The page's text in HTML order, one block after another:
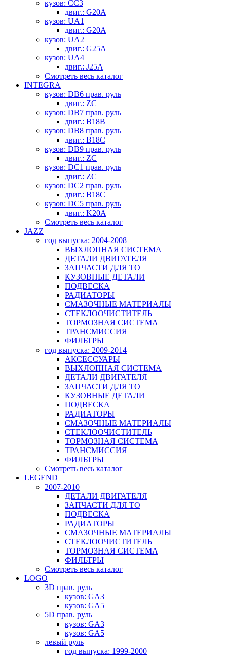
кузов: CC3
двиг.: G20A
кузов: UA1
двиг.: G20A
кузов: UA2
двиг.: G25A
кузов: UA4
двиг.: J25A
Смотреть весь каталог
INTEGRA
кузов: DB6 прав. руль
двиг.: ZC
кузов: DB7 прав. руль
двиг.: B18B
кузов: DB8 прав. руль
двиг.: B18C
кузов: DB9 прав. руль
двиг.: ZC
кузов: DC1 прав. руль
двиг.: ZC
кузов: DC2 прав. руль
двиг.: B18C
кузов: DC5 прав. руль
двиг.: K20A
Смотреть весь каталог
JAZZ
год выпуска: 2004-2008
ВЫХЛОПНАЯ СИСТЕМА
ДЕТАЛИ ДВИГАТЕЛЯ
ЗАПЧАСТИ ДЛЯ ТО
КУЗОВНЫЕ ДЕТАЛИ
ПОДВЕСКА
РАДИАТОРЫ
СМАЗОЧНЫЕ МАТЕРИАЛЫ
СТЕКЛООЧИСТИТЕЛЬ
ТОРМОЗНАЯ СИСТЕМА
ТРАНСМИССИЯ
ФИЛЬТРЫ
год выпуска: 2009-2014
АКСЕССУАРЫ
ВЫХЛОПНАЯ СИСТЕМА
ДЕТАЛИ ДВИГАТЕЛЯ
ЗАПЧАСТИ ДЛЯ ТО
КУЗОВНЫЕ ДЕТАЛИ
ПОДВЕСКА
РАДИАТОРЫ
СМАЗОЧНЫЕ МАТЕРИАЛЫ
СТЕКЛООЧИСТИТЕЛЬ
ТОРМОЗНАЯ СИСТЕМА
ТРАНСМИССИЯ
ФИЛЬТРЫ
Смотреть весь каталог
LEGEND
2007-2010
ДЕТАЛИ ДВИГАТЕЛЯ
ЗАПЧАСТИ ДЛЯ ТО
ПОДВЕСКА
РАДИАТОРЫ
СМАЗОЧНЫЕ МАТЕРИАЛЫ
СТЕКЛООЧИСТИТЕЛЬ
ТОРМОЗНАЯ СИСТЕМА
ФИЛЬТРЫ
Смотреть весь каталог
LOGO
3D прав. руль
кузов: GA3
кузов: GA5
5D прав. руль
кузов: GA3
кузов: GA5
левый руль
год выпуска: 1999-2000